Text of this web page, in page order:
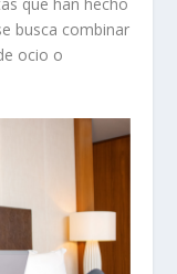
busca combinar
ocio o